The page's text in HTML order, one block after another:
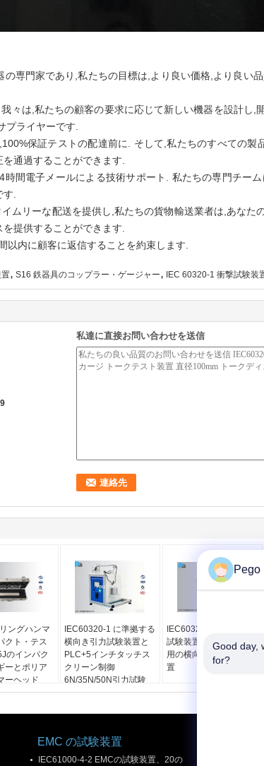
の専門家であり,私たちの目標は,より良い価格,より良い
々は,私たちの顧客の要求に応じて新しい機器を設計し,
プライヤーです.
保証テストの配達前に. そして,私たちのすべての製
通過することができます.
間電子メールによる技術サポート. 私たちの専門チー
.
ムリーな配送を提供し,私たちの貨物輸送業者は,あなた
提供することができます.
以内に顧客に返信することを約束します.
, S16 鉄器具のコップラー・ゲージャー, IEC 60320-1 衝撃試験装
私達に直接お問い合わせを送信
ングハンマ
クト・テス
のインパク
ーとポリア
ーヘッド
1 に適合
IEC60320-1 に準拠する
横向き引力試験装置と
PLC+5インチタッチス
クリーン制御
6N/35N/50N引力試験
IEC60320-1 に準拠する
試験装置のコップラー
用の横向き引力試験装
置
EMC の試験装置
IEC61000-4-2 EMCの試験装置、20の
Pego
Good day,
for?